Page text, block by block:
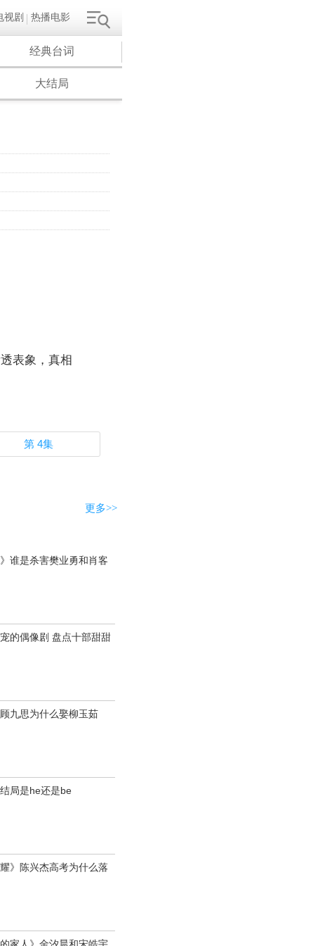
视剧 热播电影
经典台词
大结局
表象，真相
第 4集
更多>>